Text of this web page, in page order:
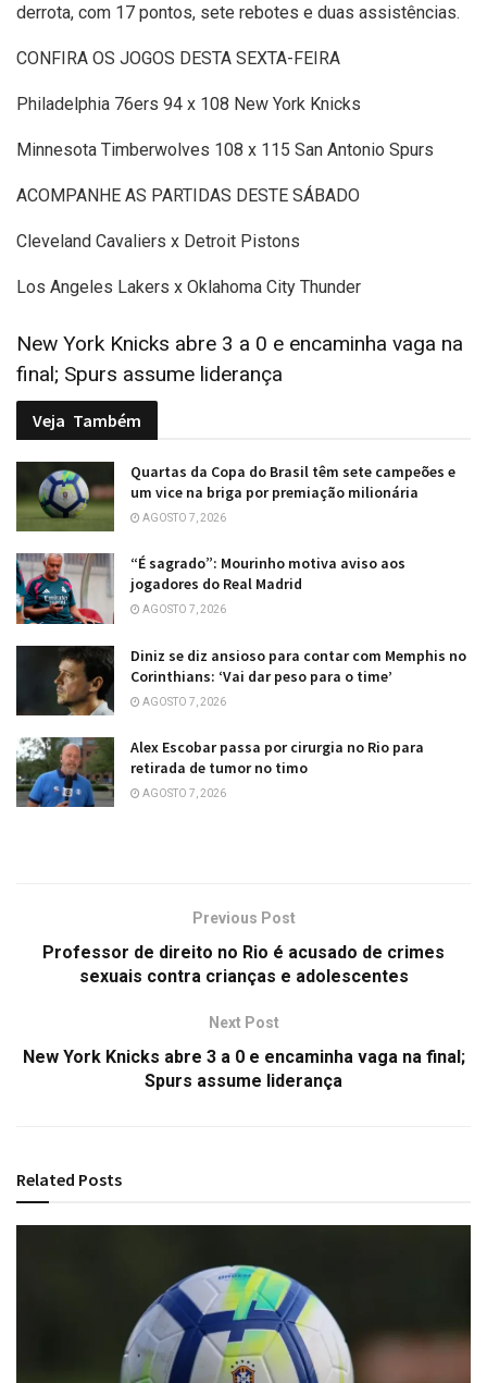
derrota, com 17 pontos, sete rebotes e duas assistências.
CONFIRA OS JOGOS DESTA SEXTA-FEIRA
Philadelphia 76ers 94 x 108 New York Knicks
Minnesota Timberwolves 108 x 115 San Antonio Spurs
ACOMPANHE AS PARTIDAS DESTE SÁBADO
Cleveland Cavaliers x Detroit Pistons
Los Angeles Lakers x Oklahoma City Thunder
New York Knicks abre 3 a 0 e encaminha vaga na
final; Spurs assume liderança
Veja Também
Quartas da Copa do Brasil têm sete campeões e
um vice na briga por premiação milionária
AGOSTO 7, 2026
“É sagrado”: Mourinho motiva aviso aos
jogadores do Real Madrid
AGOSTO 7, 2026
Diniz se diz ansioso para contar com Memphis no
Corinthians: ‘Vai dar peso para o time’
AGOSTO 7, 2026
Alex Escobar passa por cirurgia no Rio para
retirada de tumor no timo
AGOSTO 7, 2026
Previous Post
Professor de direito no Rio é acusado de crimes
sexuais contra crianças e adolescentes
Next Post
New York Knicks abre 3 a 0 e encaminha vaga na final;
Spurs assume liderança
Related Posts